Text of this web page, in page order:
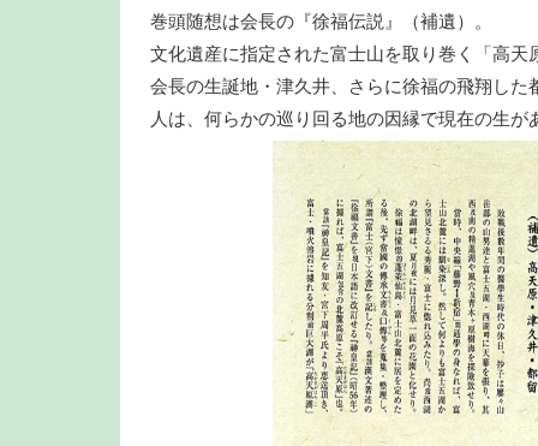
巻頭随想は会長の『徐福伝説』（補遺）。
文化遺産に指定された富士山を取り巻く「高天
会長の生誕地・津久井、さらに徐福の飛翔した
人は、何らかの巡り回る地の因縁で現在の生が